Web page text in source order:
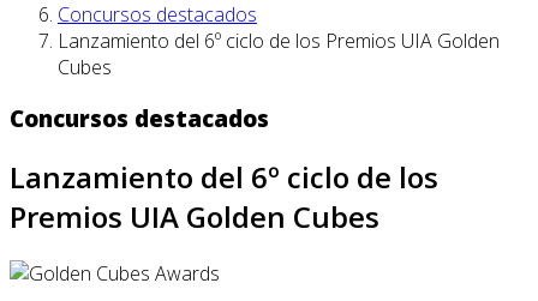
Concursos destacados
Lanzamiento del 6º ciclo de los Premios UIA Golden
Cubes
Concursos destacados
Lanzamiento del 6º ciclo de los
Premios UIA Golden Cubes